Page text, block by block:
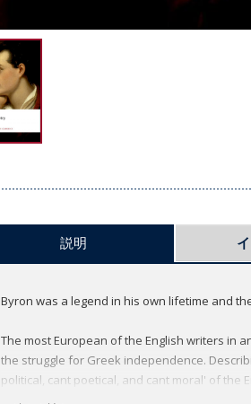
説明
Byron was a legend in his own lifetime and
The most European of the English writers in
the struggle for Greek independence.
political, cant poetical, and cant moral' of the
lionized by society until his departure from